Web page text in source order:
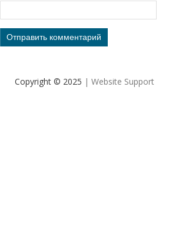
Copyright © 2025 | Website Support